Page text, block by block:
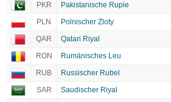
PKR
Pakistanische Rupie
PLN
Polnischer Zloty
QAR
Qatari Riyal
RON
Rumänisches Leu
RUB
Russischer Rubel
SAR
Saudischer Riyal